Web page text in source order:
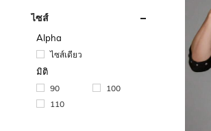
ไซส์
Alpha
ไซส์เดียว
มิติ
90
100
110